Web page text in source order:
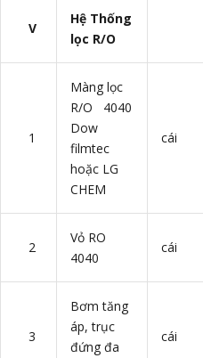
V
Hệ Thống
lọc R/O
1
Màng lọc
R/O 4040
Dow
filmtec
hoặc LG
CHEM
cái
2
Vỏ RO
4040
cái
3
Bơm tăng
áp, trục
đứng đa
cái